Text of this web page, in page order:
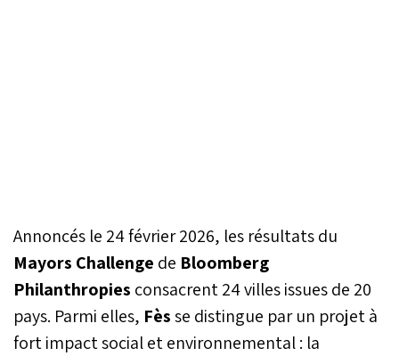
Annoncés le 24 février 2026, les résultats du
Mayors Challenge de Bloomberg
Philanthropies consacrent 24 villes issues de 20
pays. Parmi elles, Fèsse distingue par un projet à
fort impact social et environnemental : la